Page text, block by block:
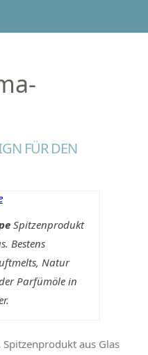
FÜR DEN
Spitzenprodukt
Bestens
Natur
Parfümöle in
Spitzenprodukt aus Glas